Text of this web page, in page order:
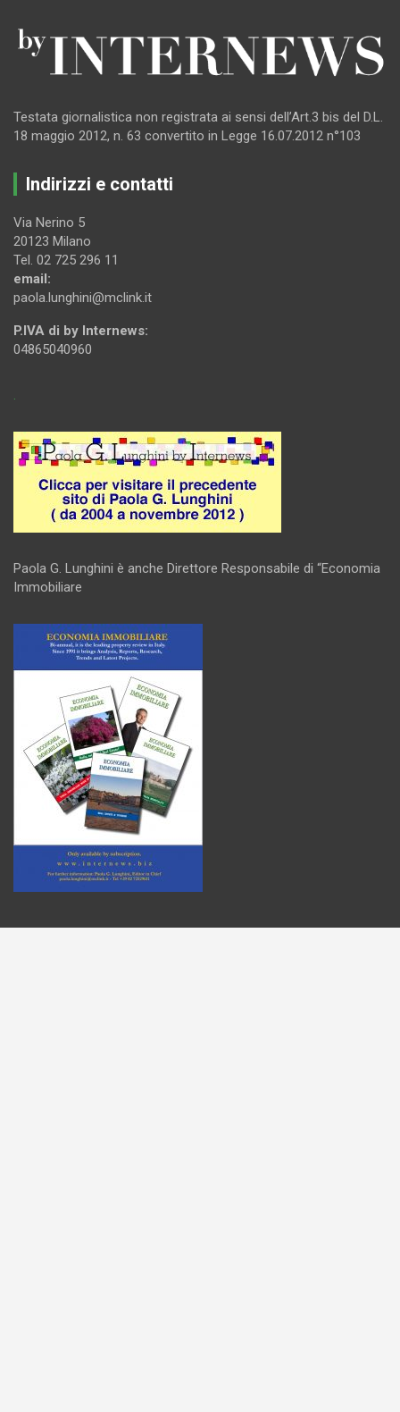
Testata giornalistica non registrata ai sensi dell’Art.3 bis del D.L.
18 maggio 2012, n. 63 convertito in Legge 16.07.2012 n°103
Indirizzi e contatti
Via Nerino 5
20123 Milano
Tel. 02 725 296 11
email:
paola.lunghini@mclink.it
P.IVA di by Internews:
04865040960
.
Paola G. Lunghini è anche Direttore Responsabile di “Economia
Immobiliare